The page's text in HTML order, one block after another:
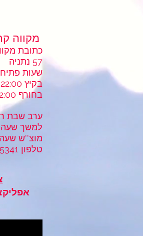
כתובת
57 נתניה
שעות
בקיץ 19:30-22:00
בחורף 17:00-22:00
ערב שבת
למשך שעה
מוצ''ש
טלפון 09-8655341